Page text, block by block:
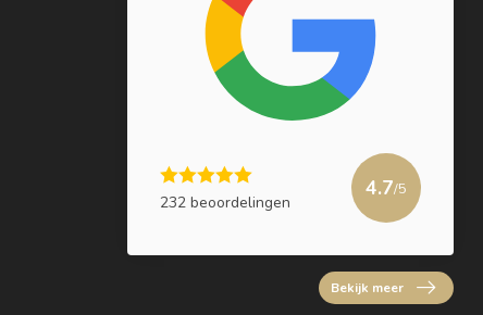
232 beoordelingen
4.7/5
Bekijk meer